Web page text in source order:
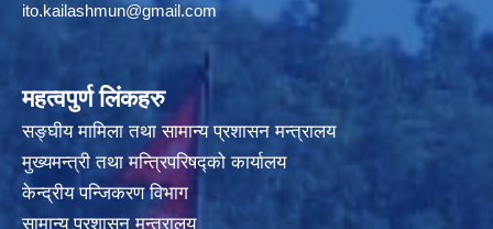
ito.kailashmun@gmail.com
महत्वपुर्ण लिंकहरु
सङ्घीय मामिला तथा सामान्य प्रशासन मन्त्रालय
मुख्यमन्त्री तथा मन्त्रिपरिषद्‍को कार्यालय
केन्द्रीय पन्जिकरण विभाग
सामान्य प्रशासन मन्त्रालय